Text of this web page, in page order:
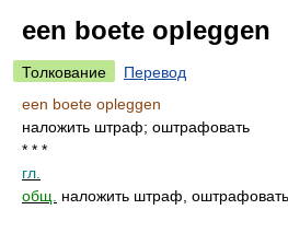
een boete opleggen
Толкование
Перевод
een boete opleggen
наложить штраф; оштрафовать
* * *
гл.
общ.
наложить штраф, оштрафовать